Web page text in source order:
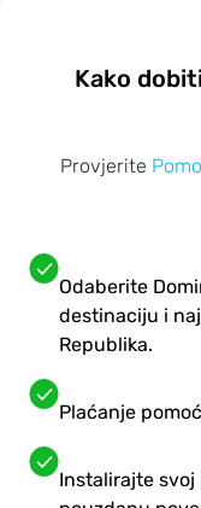
Kako
Provjerite
Odaberite
destinaciju i
Republika.
Plaćanje
Instalirajte svoj